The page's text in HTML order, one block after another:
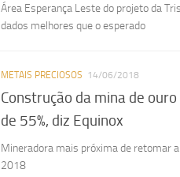
Área Esperança Leste do projeto da
dados melhores que o esperado
METAIS PRECIOSOS 14/06/2018
Construção da mina de
de 55%, diz Equinox
Mineradora mais próxima de retomar
2018